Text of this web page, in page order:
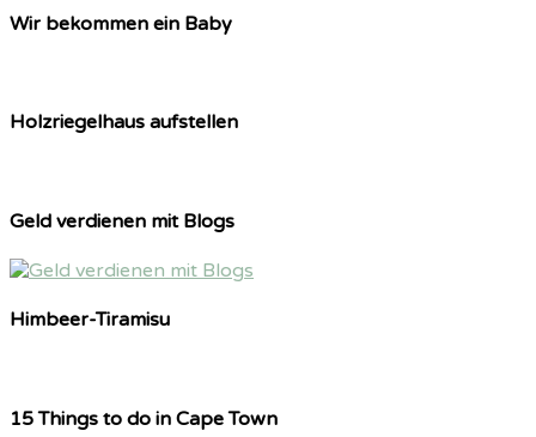
Wir bekommen ein Baby
Holzriegelhaus aufstellen
Geld verdienen mit Blogs
Himbeer-Tiramisu
15 Things to do in Cape Town